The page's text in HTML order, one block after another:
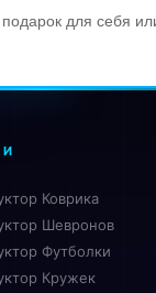
для себя
Коврика
Шевронов
Футболки
Кружек